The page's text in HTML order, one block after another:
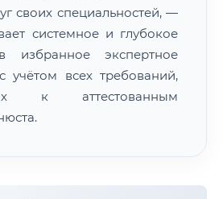
своих специальностей, —
системное и глубокое
избранное экспертное
учётом всех требований,
к аттестованным